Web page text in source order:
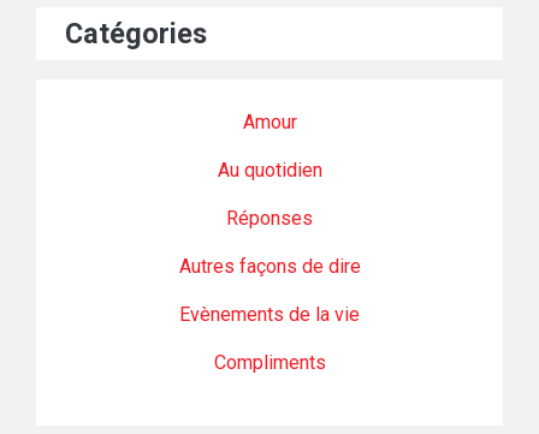
Catégories
Amour
Au quotidien
Réponses
Autres façons de dire
Evènements de la vie
Compliments